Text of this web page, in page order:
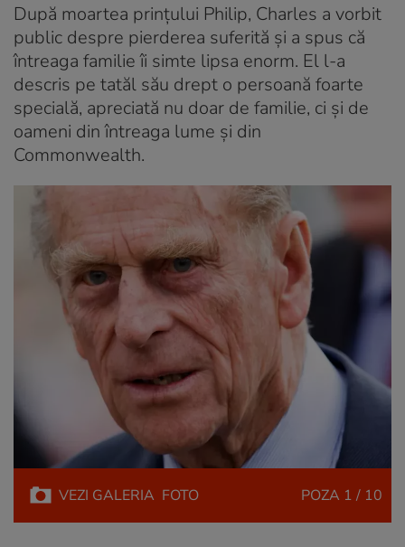
După moartea prințului Philip, Charles a vorbit
public despre pierderea suferită și a spus că
întreaga familie îi simte lipsa enorm. El l-a
descris pe tatăl său drept o persoană foarte
specială, apreciată nu doar de familie, ci și de
oameni din întreaga lume și din
Commonwealth.
VEZI GALERIA FOTO POZA 1 / 10